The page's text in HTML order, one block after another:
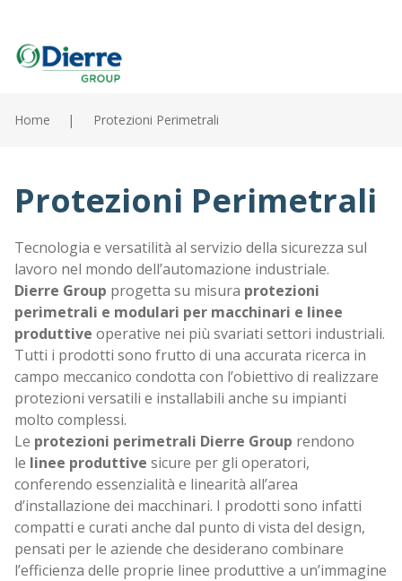
contenuto
Prodotti
Contatti
Il gruppo
News
Lavora con noi
Home Protezioni Perimetrali
Protezioni Perimetrali
Tecnologia e versatilità al servizio della sicurezza sul
lavoro nel mondo dell’automazione industriale.
Dierre Group progetta su misura protezioni
perimetrali e modulari per macchinari e linee
produttive operative nei più svariati settori industriali.
Tutti i prodotti sono frutto di una accurata ricerca in
campo meccanico condotta con l’obiettivo di realizzare
protezioni versatili e installabili anche su impianti
molto complessi.
Le protezioni perimetrali Dierre Group rendono
le linee produttive sicure per gli operatori,
conferendo essenzialità e linearità all’area
d’installazione dei macchinari. I prodotti sono infatti
compatti e curati anche dal punto di vista del design,
pensati per le aziende che desiderano combinare
l’efficienza delle proprie linee produttive a un’immagine